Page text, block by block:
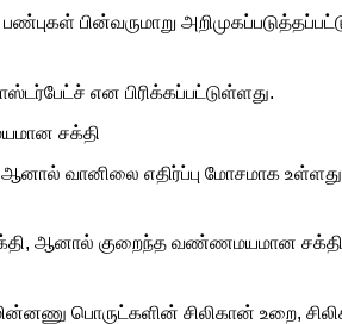
பின்வருமாறு
என பிரிக்கப்பட்டுள்ளது.
சக்தி
வானிலை எதிர்ப்பு மோசமாக உள்ளது
சக்தி, ஆனால் குறைந்த வண்ணமயமான
பொருட்களின் சிலிகான் உறை,